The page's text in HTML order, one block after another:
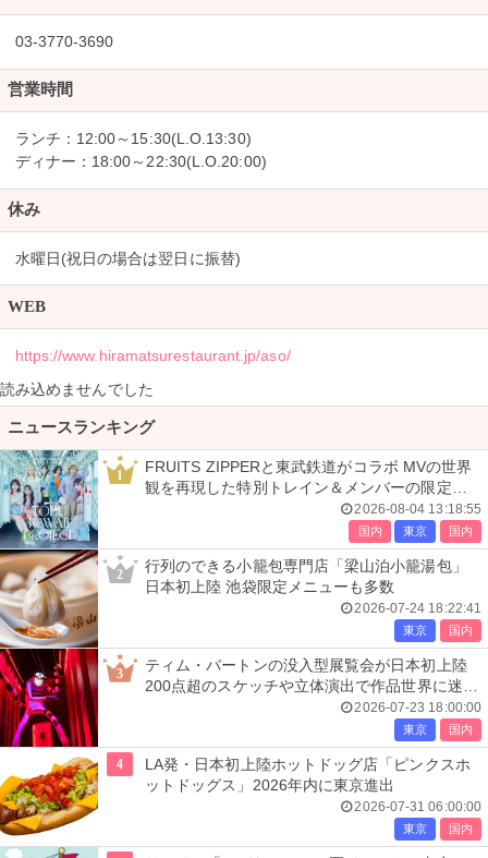
03-3770-3690
営業時間
ランチ：12:00～15:30(L.O.13:30)
ディナー：18:00～22:30(L.O.20:00)
休み
水曜日(祝日の場合は翌日に振替)
WEB
https://www.hiramatsurestaurant.jp/aso/
読み込めませんでした
ニュースランキング
1
FRUITS ZIPPERと東武鉄道がコラボ MVの世界
観を再現した特別トレイン＆メンバーの限定ア
2026-08-04 13:18:55
国内 東京 国内
2
行列のできる小籠包専門店「梁山泊小籠湯包」
日本初上陸 池袋限定メニューも多数
2026-07-24 18:22:41
東京 国内
3
ティム・バートンの没入型展覧会が日本初上陸
200点超のスケッチや立体演出で作品世界に迷い
2026-07-23 18:00:00
東京 国内
4
LA発・日本初上陸ホットドッグ店「ピンクスホ
ットドッグス」2026年内に東京進出
2026-07-31 06:00:00
東京 国内